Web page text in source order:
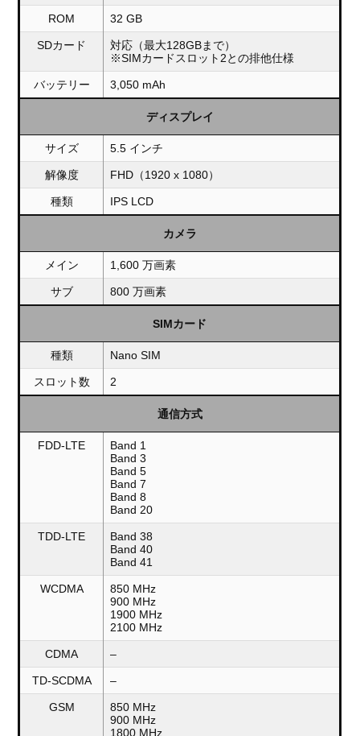
ROM 32 GB
SDカード
対応（最大128GBまで）
※SIMカードスロット2との排他仕様
バッテリー 3,050 mAh
ディスプレイ
サイズ 5.5 インチ
解像度 FHD（1920 x 1080）
種類 IPS LCD
カメラ
メイン 1,600 万画素
サブ 800 万画素
SIMカード
種類 Nano SIM
スロット数 2
通信方式
FDD-LTE
Band 1
Band 3
Band 5
Band 7
Band 8
Band 20
TDD-LTE
Band 38
Band 40
Band 41
WCDMA
850 MHz
900 MHz
1900 MHz
2100 MHz
CDMA –
TD-SCDMA –
GSM
850 MHz
900 MHz
1800 MHz